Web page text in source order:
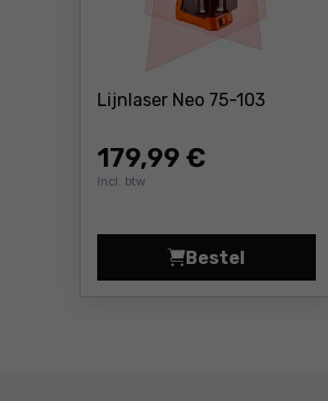
Lijnlaser Neo 75-103
179,99 €
Incl. btw
Bestel
Lijnlaser Neo